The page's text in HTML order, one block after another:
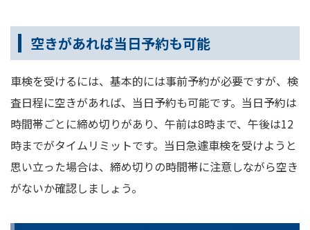
空きがあれば当日予約も可能
車検を受けるには、基本的には事前予約が必要ですが、検
査日程に空きがあれば、当日予約も可能です。当日予約は
時間帯ごとに締め切りがあり、午前は8時まで、午後は12
時までがタイムリミットです。当日急遽車検を受けようと
思い立った場合は、締め切りの時間帯に注意しながら空き
がないか確認しましょう。